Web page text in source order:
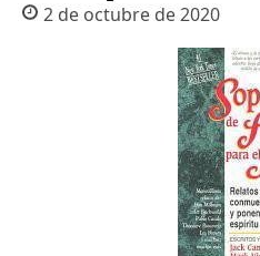
2 de octubre de 2020